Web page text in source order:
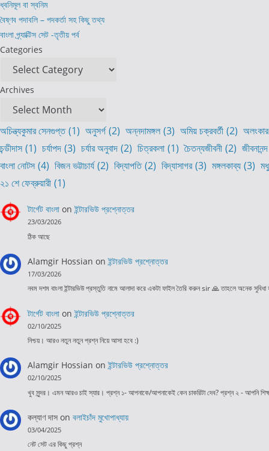
ধ্বনিমূল বা স্বনিম
বৈষ্ণব পদাবলি – পদকর্তা সহ কিছু তথ্য
বাংলা প্র্যাক্টিস সেট -তৃতীয় পর্ব
Categories
Archives
অচিন্ত্যকুমার সেনগুপ্ত (1) অনুসর্গ (2) অন্নদামঙ্গল (3) অমিয় চক্রবর্তী (2) অলংকার
চন্ডীদাস (1) চর্যাপদ (3) চর্যার অনুবাদ (2) চিত্রকলা (1) চৈতন্যজীবনী (2)
বাংলা নোটস (4) বিজন ভট্টাচার্য (2) বিদ্যাপতি (2) বিদ্যাসাগর (3) মঙ্গলকাব্য (3)
২১ শে ফেব্রুয়ারী (1)
টার্গেট বাংলাonইন্টারভিউ প্রশ্নোত্তর
23/03/2026
ঠিক আছে
Alamgir Hossian onইন্টারভিউ প্রশ্নোত্তর
17/03/2026
নবম দশম বাংলা ইন্টারভিউ প্রস্তুতি নামে আলাদা করে একটা ফাইল তৈরি করুন sir 🙏 তাহলে অনেক
টার্গেট বাংলাonইন্টারভিউ প্রশ্নোত্তর
02/10/2025
নিশ্চয়। আরও নতুন নতুন প্রশ্ন নিয়ে আসা হবে :)
Alamgir Hossian onইন্টারভিউ প্রশ্নোত্তর
02/10/2025
খুব সুন্দর। এমন আরও চাই স্যার। প্রশ্ন ১- আপনাকে/আপনাকেই কেন চাকরিটা দেব? প্রশ্ন ২ - আপনি
কল্যাণ দাসon বলাইচাঁদ মুখোপাধ্যায়
03/04/2025
নেট সেট এর কিছু প্রশ্ন